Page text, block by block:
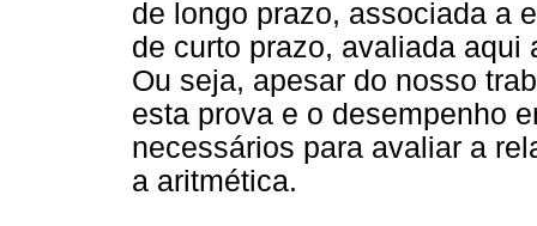
de longo prazo, associada a
de curto prazo, avaliada
Ou seja, apesar do nosso
esta prova e o desempenho
necessários para avaliar a
a aritmética.